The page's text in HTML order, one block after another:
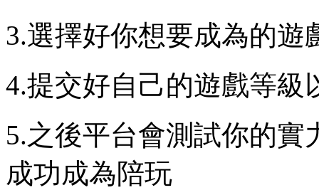
3.選擇好你想要成為的遊
4.提交好自己的遊戲等級
5.之後平台會測試你的
成功成為陪玩